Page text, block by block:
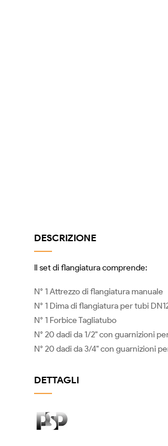
DESCRIZIONE
Il set di flangiatura comprende:
N° 1 Attrezzo di flangiatura manuale
N° 1 Dima di flangiatura per tubi
N° 1 Forbice Tagliatubo
N° 20 dadi da 1/2" con guarnizioni
N° 20 dadi da 3/4" con guarnizioni
DETTAGLI